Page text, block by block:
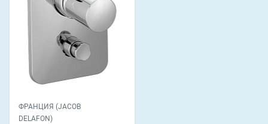
ФРАНЦИЯ (JACOB
DELAFON)